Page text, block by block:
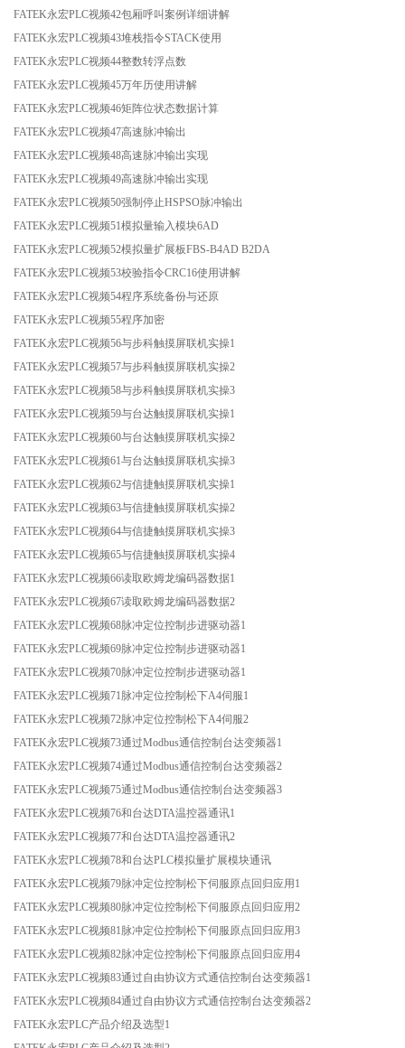
FATEK永宏PLC视频42包厢呼叫案例详细讲解
FATEK永宏PLC视频43堆栈指令STACK使用
FATEK永宏PLC视频44整数转浮点数
FATEK永宏PLC视频45万年历使用讲解
FATEK永宏PLC视频46矩阵位状态数据计算
FATEK永宏PLC视频47高速脉冲输出
FATEK永宏PLC视频48高速脉冲输出实现
FATEK永宏PLC视频49高速脉冲输出实现
FATEK永宏PLC视频50强制停止HSPSO脉冲输出
FATEK永宏PLC视频51模拟量输入模块6AD
FATEK永宏PLC视频52模拟量扩展板FBS-B4AD B2DA
FATEK永宏PLC视频53校验指令CRC16使用讲解
FATEK永宏PLC视频54程序系统备份与还原
FATEK永宏PLC视频55程序加密
FATEK永宏PLC视频56与步科触摸屏联机实操1
FATEK永宏PLC视频57与步科触摸屏联机实操2
FATEK永宏PLC视频58与步科触摸屏联机实操3
FATEK永宏PLC视频59与台达触摸屏联机实操1
FATEK永宏PLC视频60与台达触摸屏联机实操2
FATEK永宏PLC视频61与台达触摸屏联机实操3
FATEK永宏PLC视频62与信捷触摸屏联机实操1
FATEK永宏PLC视频63与信捷触摸屏联机实操2
FATEK永宏PLC视频64与信捷触摸屏联机实操3
FATEK永宏PLC视频65与信捷触摸屏联机实操4
FATEK永宏PLC视频66读取欧姆龙编码器数据1
FATEK永宏PLC视频67读取欧姆龙编码器数据2
FATEK永宏PLC视频68脉冲定位控制步进驱动器1
FATEK永宏PLC视频69脉冲定位控制步进驱动器1
FATEK永宏PLC视频70脉冲定位控制步进驱动器1
FATEK永宏PLC视频71脉冲定位控制松下A4伺服1
FATEK永宏PLC视频72脉冲定位控制松下A4伺服2
FATEK永宏PLC视频73通过Modbus通信控制台达变频器1
FATEK永宏PLC视频74通过Modbus通信控制台达变频器2
FATEK永宏PLC视频75通过Modbus通信控制台达变频器3
FATEK永宏PLC视频76和台达DTA温控器通讯1
FATEK永宏PLC视频77和台达DTA温控器通讯2
FATEK永宏PLC视频78和台达PLC模拟量扩展模块通讯
FATEK永宏PLC视频79脉冲定位控制松下伺服原点回归应用1
FATEK永宏PLC视频80脉冲定位控制松下伺服原点回归应用2
FATEK永宏PLC视频81脉冲定位控制松下伺服原点回归应用3
FATEK永宏PLC视频82脉冲定位控制松下伺服原点回归应用4
FATEK永宏PLC视频83通过自由协议方式通信控制台达变频器1
FATEK永宏PLC视频84通过自由协议方式通信控制台达变频器2
FATEK永宏PLC产品介绍及选型1